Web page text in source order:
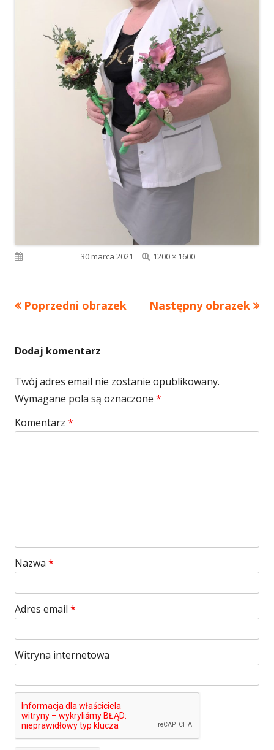
Opublikowano30 marca 2021
Pełny
1200 × 1600
Poprzedni obrazek Następny obrazek
Dodaj komentarz
Twój adres email nie zostanie opublikowany.
Wymagane pola są oznaczone *
Komentarz *
Nazwa *
Adres email *
Witryna internetowa